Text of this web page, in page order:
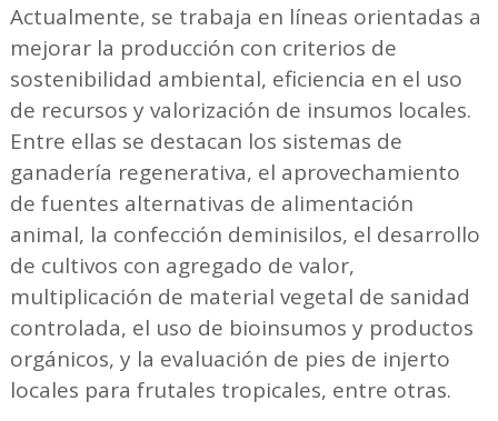
Actualmente, se trabaja en líneas orientadas a
mejorar la producción con criterios de
sostenibilidad ambiental, eficiencia en el uso
de recursos y valorización de insumos locales.
Entre ellas se destacan los sistemas de
ganadería regenerativa, el aprovechamiento
de fuentes alternativas de alimentación
animal, la confección deminisilos, el desarrollo
de cultivos con agregado de valor,
multiplicación de material vegetal de sanidad
controlada, el uso de bioinsumos y productos
orgánicos, y la evaluación de pies de injerto
locales para frutales tropicales, entre otras.